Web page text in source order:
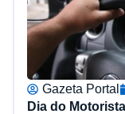
Gazeta Portal
Dia do